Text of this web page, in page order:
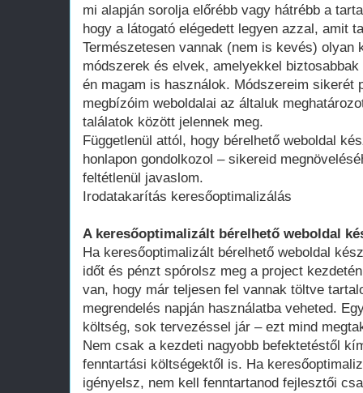
mi alapján sorolja előrébb vagy hátrébb a
hogy a látogató elégedett legyen azzal, amit
Természetesen vannak (nem is kevés) olyan
módszerek és elvek, amelyekkel
én magam is használok. Módszereim sikerét
megbízóim weboldalai az általuk
találatok között jelennek meg.
Függetlenül attól, hogy bérelhető weboldal
honlapon gondolkozol – sikereid
feltétlenül javaslom.
Irodatakarítás keresőoptimalizálás
A keresőoptimalizált bérelhető weboldal
Ha keresőoptimalizált bérelhető weboldal
időt és pénzt spórolsz meg a project
van, hogy már teljesen fel vannak töltve
megrendelés napján használatba veheted.
költség, sok tervezéssel jár – ezt mind
Nem csak a kezdeti nagyobb befektetéstől
fenntartási költségektől is. Ha
igényelsz, nem kell fenntartanod fejlesztői